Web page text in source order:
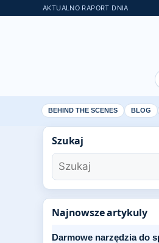
AKTUALNO RAPORT DNIA
BEHIND THE SCENES BLOG
Szukaj
Najnowsze artykuly
Darmowe narzędzia do